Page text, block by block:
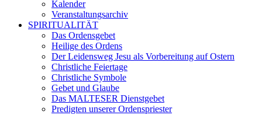
Kalender
Veranstaltungsarchiv
SPIRITUALITÄT
Das Ordensgebet
Heilige des Ordens
Der Leidensweg Jesu als Vorbereitung auf Ostern
Christliche Feiertage
Christliche Symbole
Gebet und Glaube
Das MALTESER Dienstgebet
Predigten unserer Ordenspriester